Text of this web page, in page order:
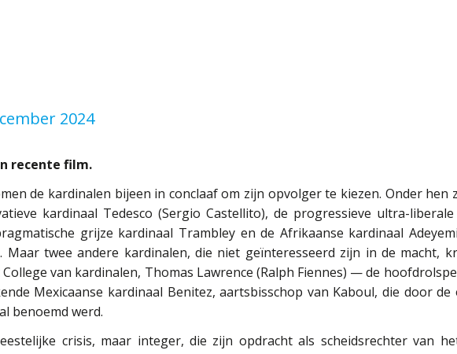
2024
recente film.
de kardinalen bijeen in conclaaf om zijn opvolger te kiezen. Onder hen
kardinaal Tedesco (Sergio Castellito), de progressieve ultra-
grijze kardinaal Trambley en de Afrikaanse kardinaal
Maar twee andere kardinalen, die niet geïnteresseerd zijn in de macht,
van kardinalen, Thomas Lawrence (Ralph Fiennes) — de
Mexicaanse kardinaal Benitez, aartsbisschop van Kaboul, die door de
benoemd werd.
crisis, maar integer, die zijn opdracht als scheidsrechter van